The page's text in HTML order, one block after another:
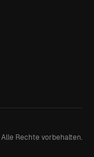
Alle Rechte vorbehalten.